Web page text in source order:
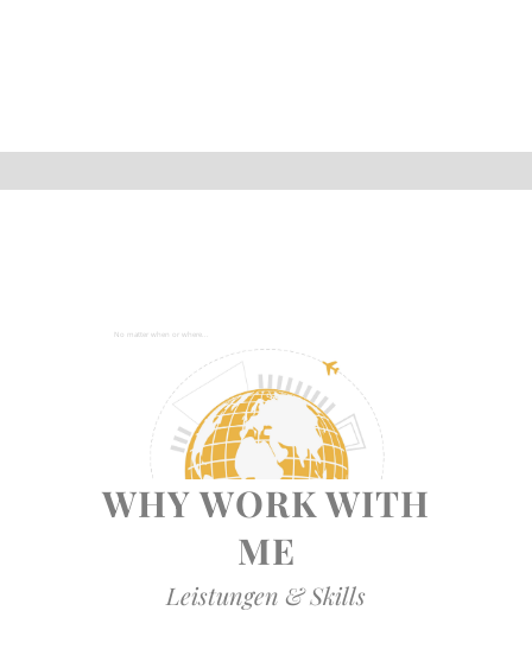
No matter w hen or w here.
WHY WORK WITH
ME
Leistungen & Skills